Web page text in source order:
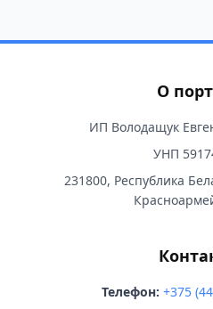
О
ИП Володащук
УНП
231800, Республика
Телефон: +375